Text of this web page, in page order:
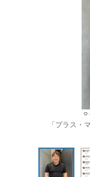
「プラス・